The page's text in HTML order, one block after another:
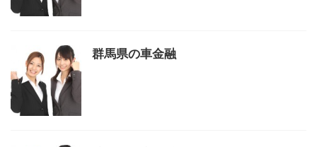
群馬県の車金融